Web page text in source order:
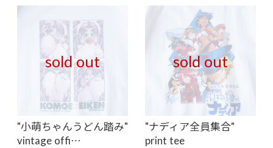
sold out
"小萌ちゃんうどん踏み"
vintage offi…
sold out
"ナディア全員集合"
print tee